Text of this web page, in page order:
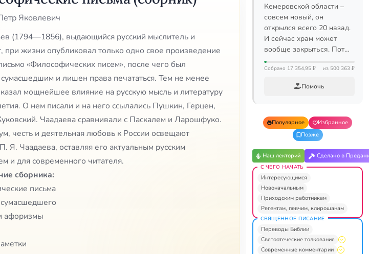
Яковлевич
(1794—1856), выдающийся русский мыслитель и
при жизни опубликовал только одно свое произведение
«Философических писем», после чего был
и лишен права печататься. Тем не менее
мощнейшее влияние на русскую мысль и литературу
О нем писали и на него ссылались Пушкин, Герцен,
Чаадаева сравнивали с Паскалем и Ларошфуко.
честь и деятельная любовь к России освещают
Я. Чаадаева, оставляя его актуальным русским
и для современного читателя.
сборника:
письма
афоризмы
Кемеровской области –
совсем новый, он
открылся всего 20 назад.
И сейчас храм может
вообще закрыться. Пот…
Собрано 17 354,95 ₽ из 500 363 ₽
Помочь
Популярное
Избранное
Позже
Наш лекторий Сделано в
С ЧЕГО НАЧАТЬ
Интересующимся
Новоначальным
Приходским работникам
Регентам, певчим, клирошанам
СВЯЩЕННОЕ ПИСАНИЕ
Переводы Библии
Святоотеческие толкования
Современные комментарии